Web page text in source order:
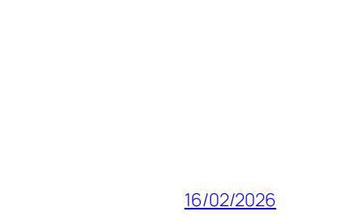
16/02/2026